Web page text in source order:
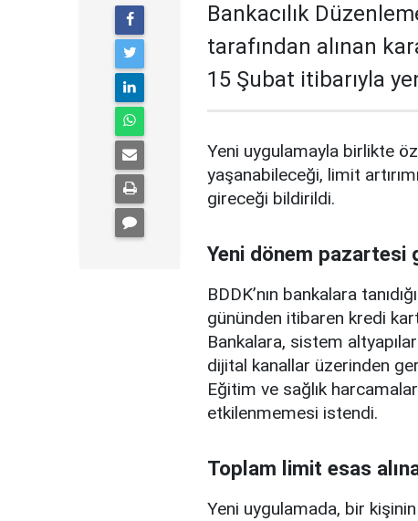
Bankacılık
tarafından alınan
15 Şubat itibarıyla
Yeni uygulamayla birlikte
yaşanabileceği, limit
gireceği bildirildi.
Yeni dönem pazartesi
BDDK’nın bankalara
gününden itibaren kredi
Bankalara, sistem
dijital kanallar üzerinden
Eğitim ve sağlık
etkilenmemesi istendi.
Toplam limit esas
Yeni uygulamada, bir